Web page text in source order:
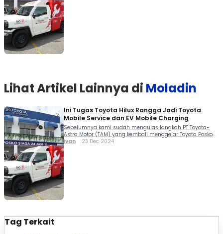
Lihat Artikel Lainnya di Moladin
Ini Tugas Toyota Hilux Rangga Jadi Toyota
Mobile Service dan EV Mobile Charging
Sebelumnya kami sudah mengulas langkah PT Toyota-
Astra Motor (TAM) yang kembali menggelar Toyota Posko
Siaga selama libur Nataru 2024. Nah yang menarik, ada
Ivan 23 Dec 2024
Tag Terkait